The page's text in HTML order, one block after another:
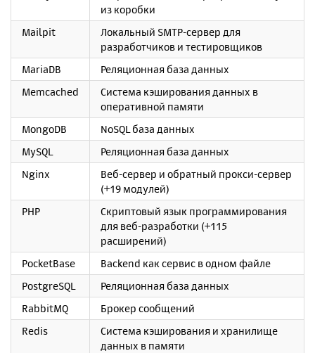
из коробки
Mailpit
Локальный SMTP-сервер для
разработчиков и тестировщиков
MariaDB
Реляционная база данных
Memcached
Система кэширования данных в
оперативной памяти
MongoDB
NoSQL база данных
MySQL
Реляционная база данных
Nginx
Веб-сервер и обратный прокси-сервер
(+19 модулей)
PHP
Скриптовый язык программирования
для веб-разработки (+115
расширений)
PocketBase
Backend как сервис в одном файле
PostgreSQL
Реляционная база данных
RabbitMQ
Брокер сообщений
Redis
Система кэширования и хранилище
данных в памяти